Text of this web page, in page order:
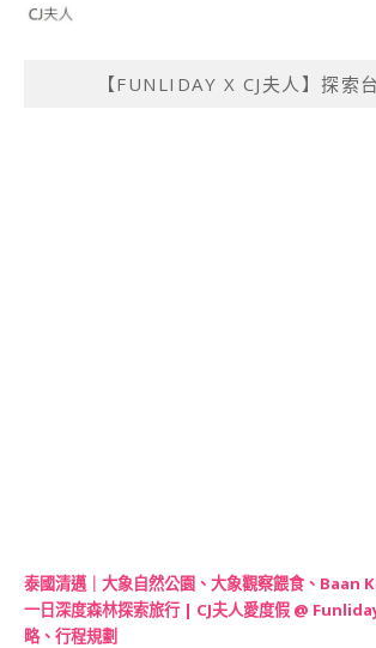
【FUNLIDAY X CJ夫人】探索
泰國清邁｜大象自然公園、大象觀察餵食、Baan
一日深度森林探索旅行 | CJ夫人愛度假 @
略、行程規劃